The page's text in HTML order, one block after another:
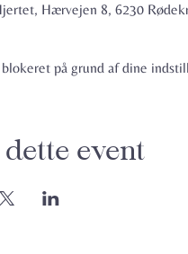
Hærvejen 8, 6230
på grund af dine
event